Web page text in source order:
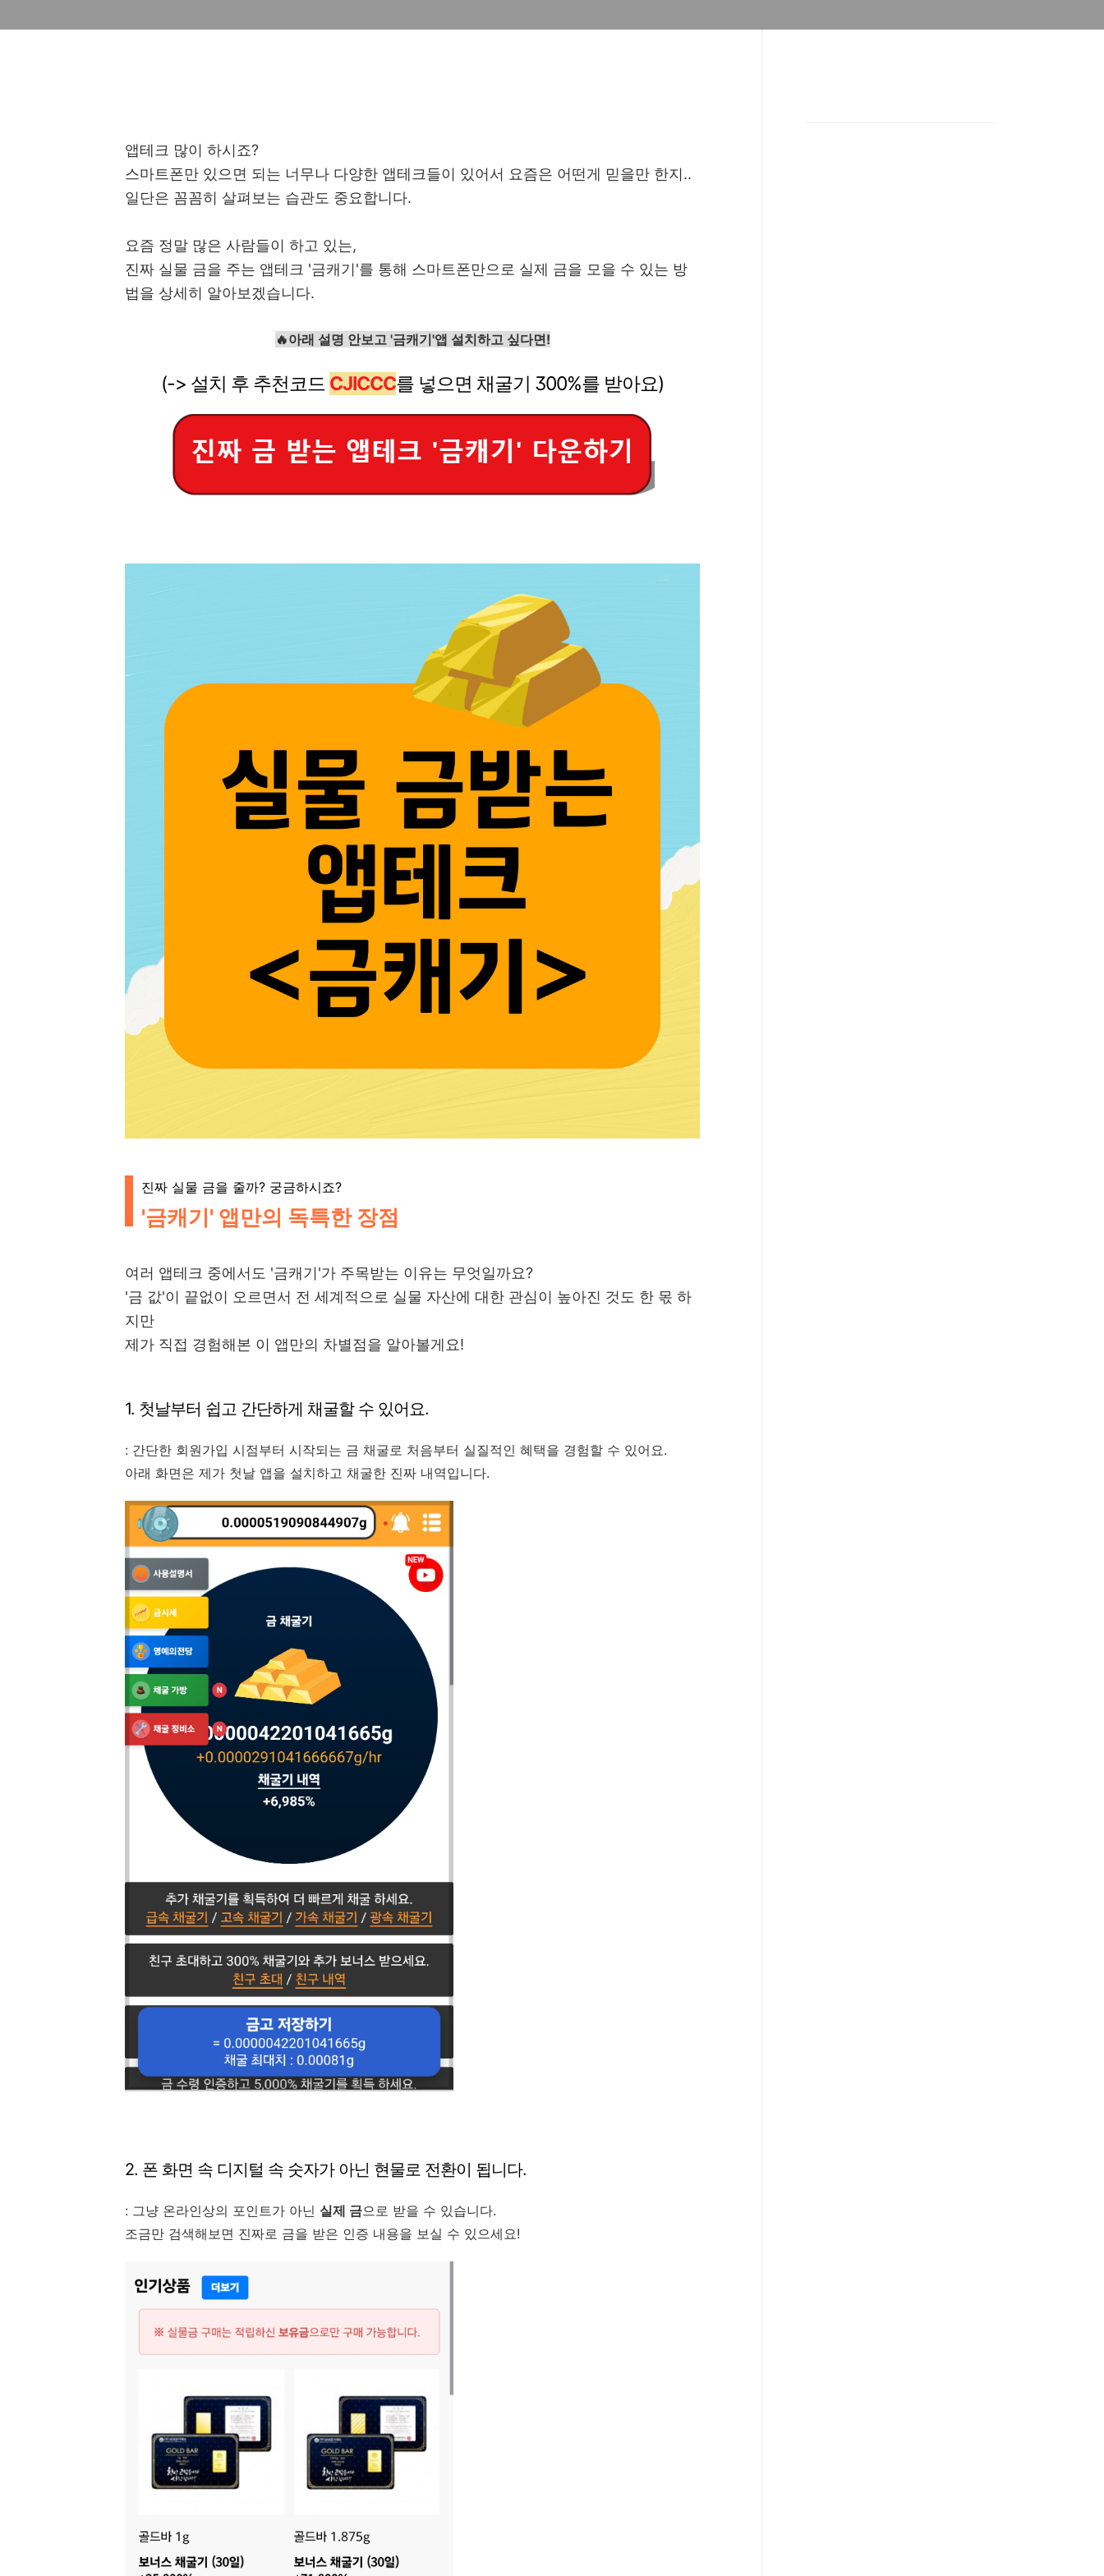
앱테크 많이 하시죠?
스마트폰만 있으면 되는 너무나 다양한 앱테크들이 있어서 요즘은 어떤게 믿을만 한지..
일단은 꼼꼼히 살펴보는 습관도 중요합니다.
요즘 정말 많은 사람들이 하고 있는,
진짜 실물 금을 주는 앱테크 '금캐기'를 통해 스마트폰만으로 실제 금을 모을 수 있는 방
법을 상세히 알아보겠습니다.
🔥아래 설명 안보고 '금캐기'앱 설치하고 싶다면!
(-> 설치 후 추천코드 CJICCC를 넣으면 채굴기 300%를 받아요)
진짜 실물 금을 줄까? 궁금하시죠?
'금캐기' 앱만의 독특한 장점
여러 앱테크 중에서도 '금캐기'가 주목받는 이유는 무엇일까요?
'금 값'이 끝없이 오르면서 전 세계적으로 실물 자산에 대한 관심이 높아진 것도 한 몫 하
지만
제가 직접 경험해본 이 앱만의 차별점을 알아볼게요!
1. 첫날부터 쉽고 간단하게 채굴할 수 있어요.
: 간단한 회원가입 시점부터 시작되는 금 채굴로 처음부터 실질적인 혜택을 경험할 수 있어요.
아래 화면은 제가 첫날 앱을 설치하고 채굴한 진짜 내역입니다.
2. 폰 화면 속 디지털 속 숫자가 아닌 현물로 전환이 됩니다.
: 그냥 온라인상의 포인트가 아닌 실제 금으로 받을 수 있습니다.
조금만 검색해보면 진짜로 금을 받은 인증 내용을 보실 수 있으세요!